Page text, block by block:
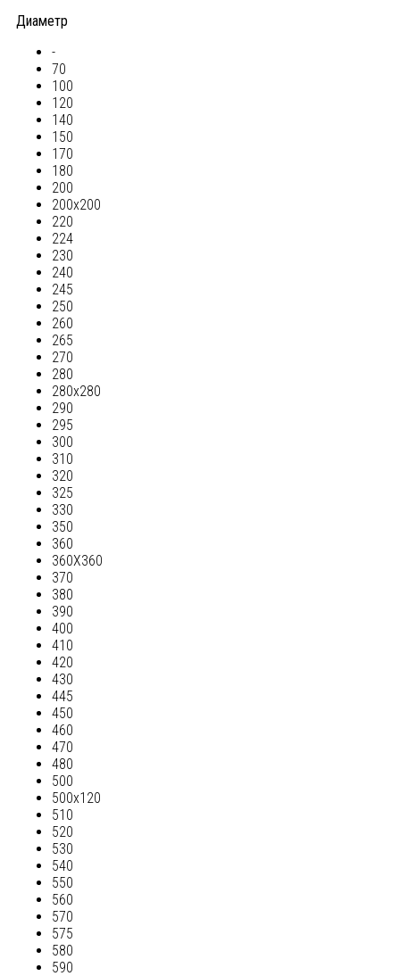
Диаметр
-
70
100
120
140
150
170
180
200
200х200
220
224
230
240
245
250
260
265
270
280
280х280
290
295
300
310
320
325
330
350
360
360Х360
370
380
390
400
410
420
430
445
450
460
470
480
500
500х120
510
520
530
540
550
560
570
575
580
590